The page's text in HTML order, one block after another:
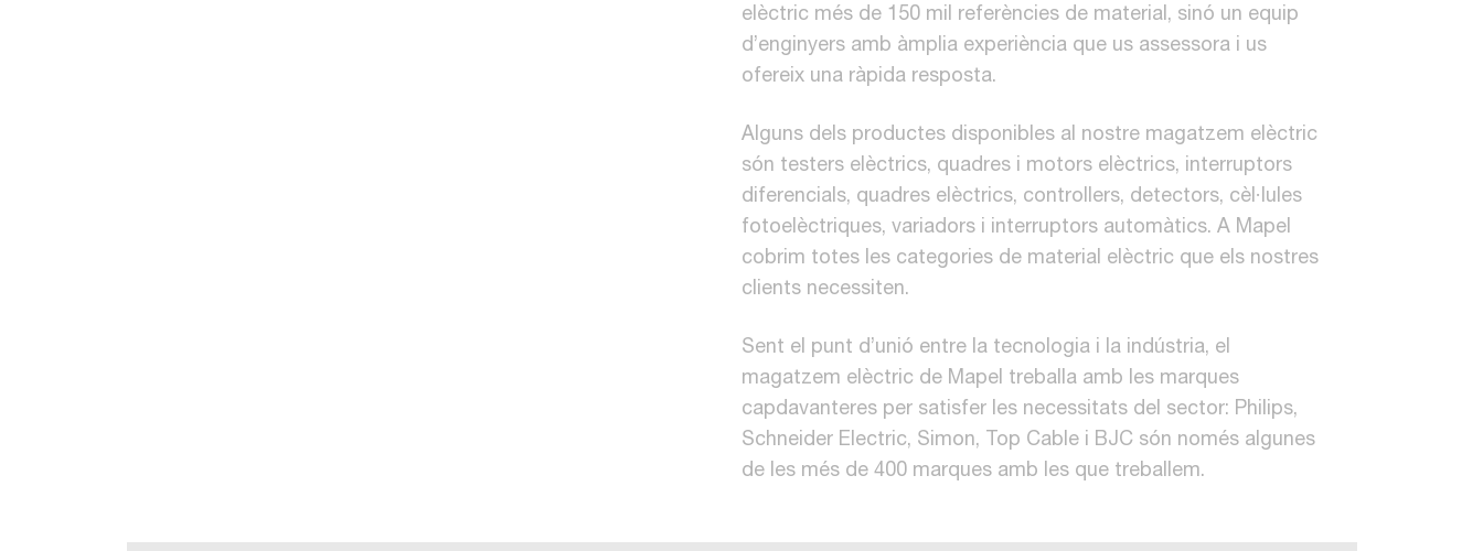
elèctric més de 150 mil referències de material, sinó un equip
d’enginyers amb àmplia experiència que us assessora i us
ofereix una ràpida resposta.
Alguns dels productes disponibles al nostre magatzem elèctric
són testers elèctrics, quadres i motors elèctrics, interruptors
diferencials, quadres elèctrics, controllers, detectors, cèl·lules
fotoelèctriques, variadors i interruptors automàtics. A Mapel
cobrim totes les categories de material elèctric que els nostres
clients necessiten.
Sent el punt d’unió entre la tecnologia i la indústria, el
magatzem elèctric de Mapel treballa amb les marques
capdavanteres per satisfer les necessitats del sector: Philips,
Schneider Electric, Simon, Top Cable i BJC són només algunes
de les més de 400 marques amb les que treballem.